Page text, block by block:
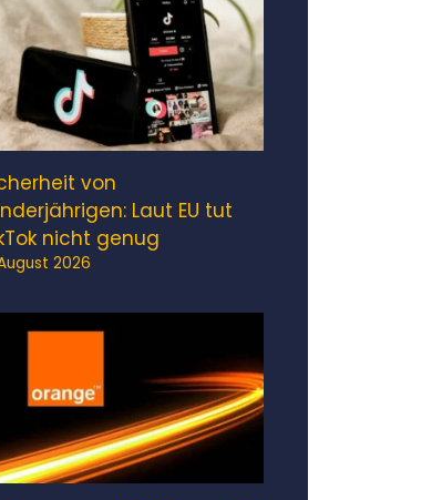
von
Laut EU tut
nicht genug
2026